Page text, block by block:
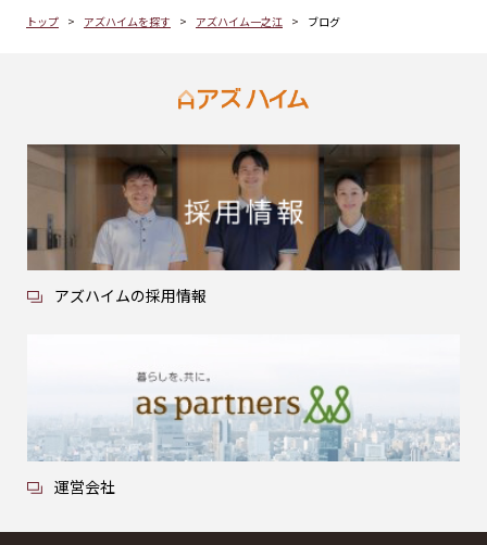
トップ アズハイムを探す アズハイム一之江 ブログ
アズハイムの採用情報
運営会社